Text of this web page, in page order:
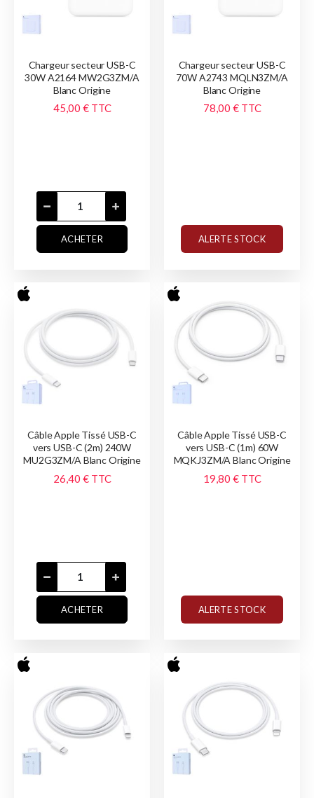
Chargeur secteur USB-C
30W A2164 MW2G3ZM/A
Blanc Origine
45,00 € TTC
ACHETER
Chargeur secteur USB-C
70W A2743 MQLN3ZM/A
Blanc Origine
78,00 € TTC
ALERTE STOCK
Câble Apple Tissé USB-C
vers USB-C (2m) 240W
MU2G3ZM/A Blanc Origine
26,40 € TTC
ACHETER
Câble Apple Tissé USB-C
vers USB-C (1m) 60W
MQKJ3ZM/A Blanc Origine
19,80 € TTC
ALERTE STOCK